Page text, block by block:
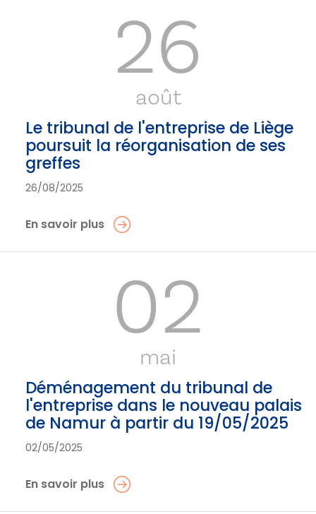
26
août
Le tribunal de l'entreprise de Liège
poursuit la réorganisation de ses
greffes
26/08/2025
En savoir plus
02
mai
Déménagement du tribunal de
l'entreprise dans le nouveau palais
de Namur à partir du 19/05/2025
02/05/2025
En savoir plus